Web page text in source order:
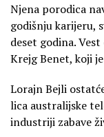
Njena porodica
godišnju karijeru,
deset godina.
Krejg Benet, koji
Lorajn Bejli
lica australijske
industriji zabave